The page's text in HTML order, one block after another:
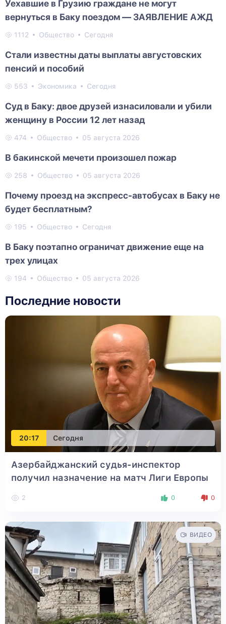
Уехавшие в Грузию граждане не могут
вернуться в Баку поездом — ЗАЯВЛЕНИЕ АЖД
1112 Общество Сегодня
Стали известны даты выплаты августовских
пенсий и пособий
553 Экономика Сегодня
Суд в Баку: двое друзей изнасиловали и убили
женщину в России 12 лет назад
474 Общество 05 августа 2026
В бакинской мечети произошел пожар
258 Общество 05 августа 2026
Почему проезд на экспресс-автобусах в Баку не
будет бесплатным?
195 Общество Сегодня
В Баку поэтапно ограничат движение еще на
трех улицах
194 Общество 05 августа 2026
Последние новости
20:17 Сегодня
Азербайджанский судья-инспектор
получил назначение на матч Лиги Европы
2 0 0
ВИДЕО